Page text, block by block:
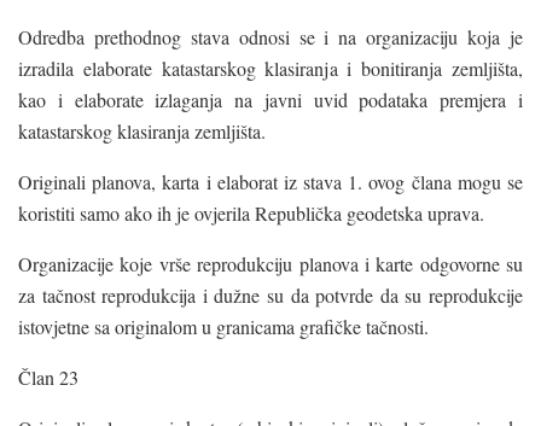
Odredba prethodnog stava odnosi se i na organizaciju koja je
izradila elaborate katastarskog klasiranja i bonitiranja zemljišta,
kao i elaborate izlaganja na javni uvid podataka premjera i
katastarskog klasiranja zemljišta.
Originali planova, karta i elaborat iz stava 1. ovog člana mogu se
koristiti samo ako ih je ovjerila Republička geodetska uprava.
Organizacije koje vrše reprodukciju planova i karte odgovorne su
za tačnost reprodukcija i dužne su da potvrde da su reprodukcije
istovjetne sa originalom u granicama grafičke tačnosti.
Član 23